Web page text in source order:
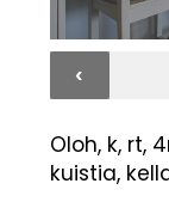
‹
Oloh, k, rt,
kuistia,